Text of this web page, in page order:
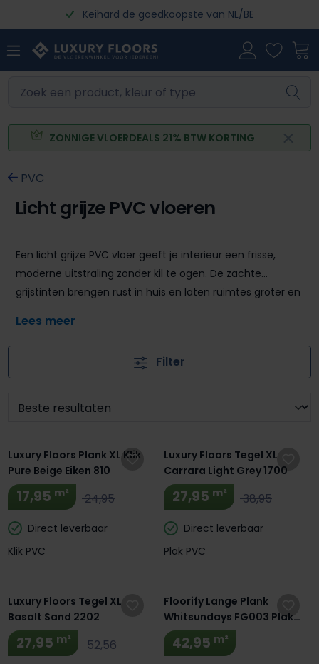
Ga naar de hoofdinhoudKeihard de goedkoopste van NL/BE
ZONNIGE VLOERDEALS 21% BTW KORTING
PVC
Licht grijze PVC vloeren
Een licht grijze PVC vloer geeft je interieur een frisse,
moderne uitstraling zonder kil te ogen. De zachte
grijstinten brengen rust in huis en laten ruimtes groter en
aan jouw woonstijl: of je nu houdt van strak en
minimalistisch, of juist van landelijk met een moderne
twist. Dankzij de laagste prijsgarantie van Luxury Floors
kwaliteit. Bekijk ons ruime assortiment licht grijze PVC
Filter
Luxury Floors Plank XL Klik
Pure Beige Eiken 810
17,95 m² 24,95
Direct leverbaar
Klik PVC
Luxury Floors Tegel XL
Carrara Light Grey 1700
27,95 m² 38,95
Direct leverbaar
Plak PVC
Luxury Floors Tegel XL
Basalt Sand 2202
27,95 m² 52,56
Floorify Lange Plank
Whitsundays FG003 Plak
PVC
42,95 m²